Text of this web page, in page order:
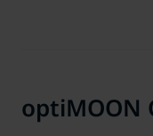
optiMOON